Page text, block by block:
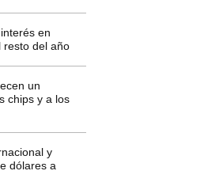
en
resto del año
un
chips y a los
y
dólares a